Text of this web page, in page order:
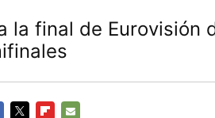
la final de Eurovisión